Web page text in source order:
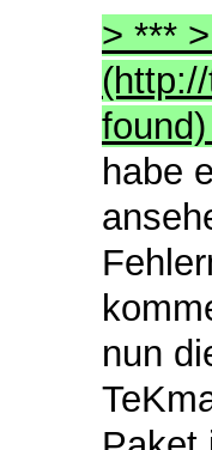
> ***
habe
nun